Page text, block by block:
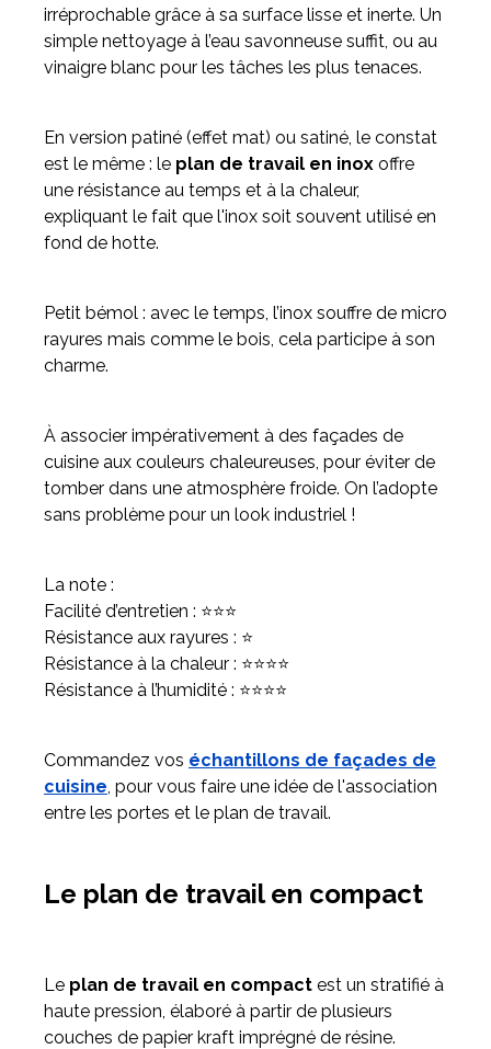
irréprochable grâce à sa surface lisse et inerte. Un
simple nettoyage à l’eau savonneuse suffit, ou au
vinaigre blanc pour les tâches les plus tenaces.
En version patiné (effet mat) ou satiné, le constat
est le même : le plan de travail en inox offre
une résistance au temps et à la chaleur,
expliquant le fait que l'inox soit souvent utilisé en
fond de hotte.
Petit bémol : avec le temps, l’inox souffre de micro
rayures mais comme le bois, cela participe à son
charme.
À associer impérativement à des façades de
cuisine aux couleurs chaleureuses, pour éviter de
tomber dans une atmosphère froide. On l’adopte
sans problème pour un look industriel !
La note :
Facilité d’entretien : ⭐⭐⭐
Résistance aux rayures : ⭐
Résistance à la chaleur : ⭐⭐⭐⭐
Résistance à l’humidité : ⭐⭐⭐⭐
Commandez vos échantillons de façades de
cuisine, pour vous faire une idée de l'association
entre les portes et le plan de travail.
Le plan de travail en compact
Le plan de travail en compact est un stratifié à
haute pression, élaboré à partir de plusieurs
couches de papier kraft imprégné de résine.